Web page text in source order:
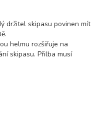
rezervovat
rezervovat
držitel skipasu povinen mít
helmu rozšiřuje na
skipasu. Přilba musí